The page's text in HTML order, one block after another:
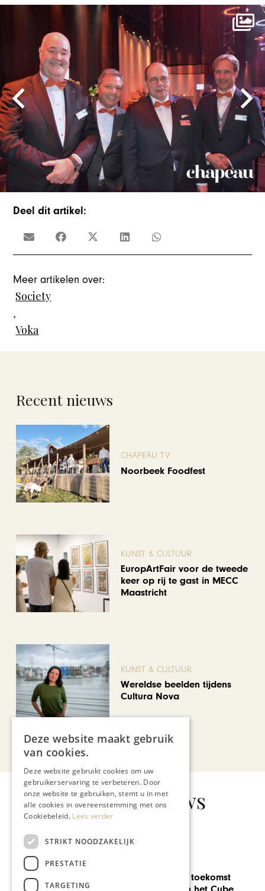
Deel dit artikel:
Meer artikelen over:
Society
,
Voka
Recent nieuws
CHAPEAU TV
Noorbeek Foodfest
KUNST & CULTUUR
EuropArtFair voor de tweede
keer op rij te gast in MECC
Maastricht
KUNST & CULTUUR
Wereldse beelden tijdens
Cultura Nova
Bekijk alle artikelen
Gerelateerd nieuws
BLOG SANDER KLEIKERS
Deze website maakt gebruik
van cookies.
Deze website gebruikt cookies om uw
gebruikerservaring te verbeteren. Door
onze website te gebruiken, stemt u in met
alle cookies in overeenstemming met ons
Cookiebeleid. Lees verder
STRIKT NOODZAKELIJK
PRESTATIE
TARGETING